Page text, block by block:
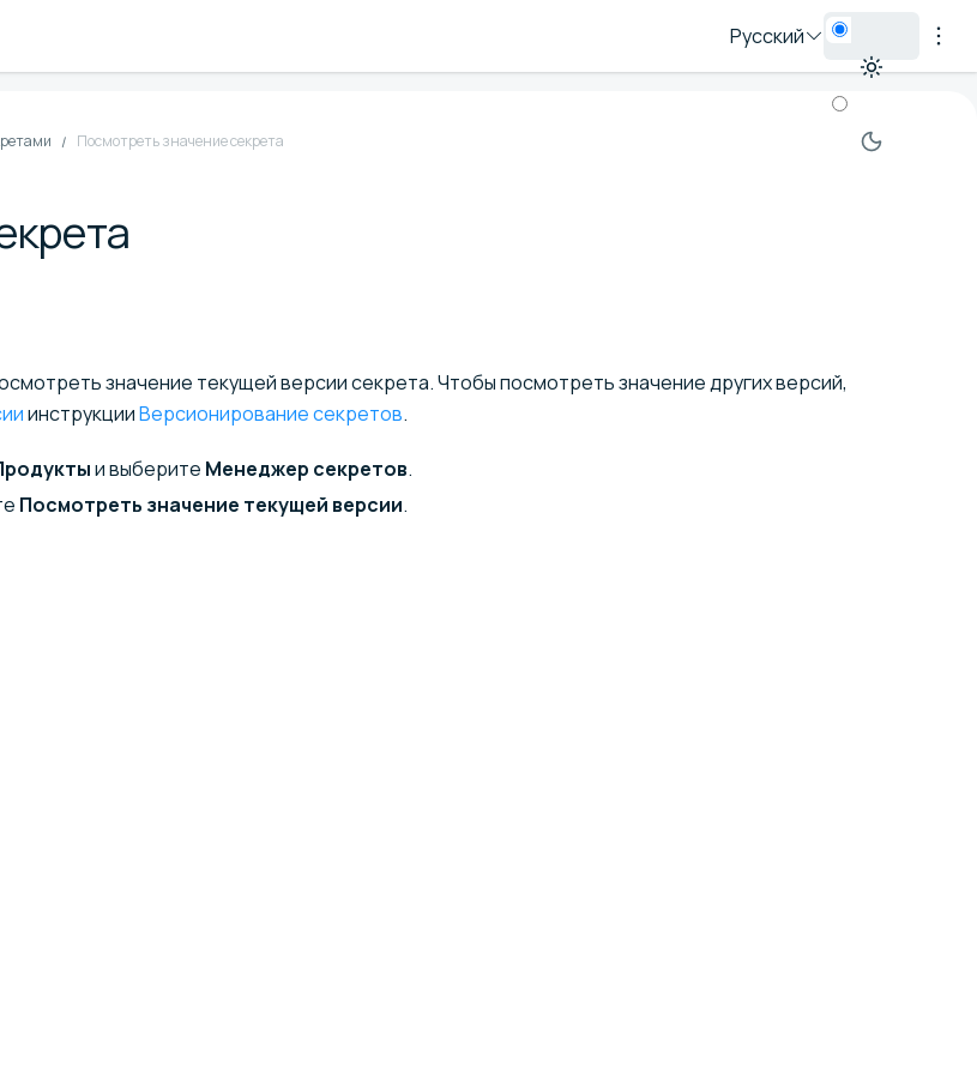
Русский
Посмотреть значение секрета
значение текущей версии секрета. Чтобы посмотреть значение других версий,
инструкцииВерсионирование секретов.
и выберите Менеджер секретов.
Посмотреть значение текущей версии.